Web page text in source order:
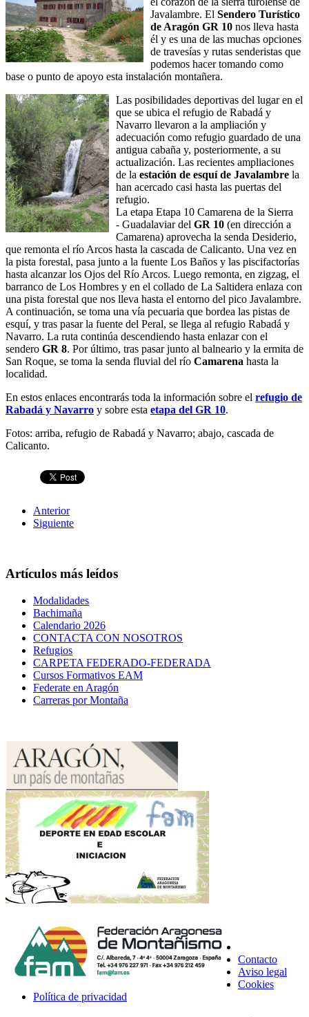
Javalambre. El Sendero Turístico
de Aragón GR 10 nos lleva hasta
él y es una de las muchas opciones
de travesías y rutas senderistas que
podemos hacer tomando como
base o punto de apoyo esta instalación montañera.
Las posibilidades deportivas del lugar en el
que se ubica el refugio de Rabadá y
Navarro llevaron a la ampliación y
adecuación como refugio guardado de una
antigua cabaña y, posteriormente, a su
actualización. Las recientes ampliaciones
de la estación de esquí de Javalambre la
han acercado casi hasta las puertas del
refugio.
La etapa Etapa 10 Camarena de la Sierra
- Guadalaviar del GR 10 (en dirección a
Camarena) aprovecha la senda Desiderio,
que remonta el río Arcos hasta la cascada de Calicanto. Una vez en
la pista forestal, pasa junto a la fuente Los Baños y las piscifactorías
hasta alcanzar los Ojos del Río Arcos. Luego remonta, en zigzag, el
barranco de Los Hombres y en el collado de La Saltidera enlaza con
una pista forestal que nos lleva hasta el entorno del pico Javalambre.
A continuación, se toma una vía pecuaria que bordea las pistas de
esquí, y tras pasar la fuente del Peral, se llega al refugio Rabadá y
Navarro. La ruta continúa descendiendo hasta enlazar con el
sendero GR 8. Por último, tras pasar junto al balneario y la ermita de
San Roque, se toma la senda fluvial del río Camarena hasta la
localidad.
En estos enlaces encontrarás toda la información sobre el refugio de
Rabadá y Navarro y sobre esta etapa del GR 10.
Fotos: arriba, refugio de Rabadá y Navarro; abajo, cascada de
Calicanto.
Anterior
Siguiente
Artículos más leídos
Modalidades
Bachimaña
Calendario 2026
CONTACTA CON NOSOTROS
Refugios
CARPETA FEDERADO-FEDERADA
Cursos Formativos EAM
Federate en Aragón
Carreras por Montaña
Contacto
Aviso legal
Cookies
Política de privacidad